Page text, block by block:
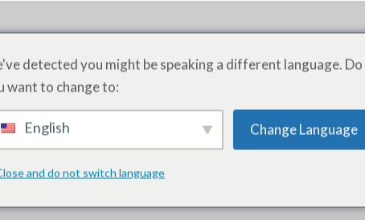
SERVICIOS ACADEMIA ACERCA DE
¿Cómo podemos ayudarle?
detected you might be speaking a different language. Do
want to change to:
English Change Language
and do not switch language